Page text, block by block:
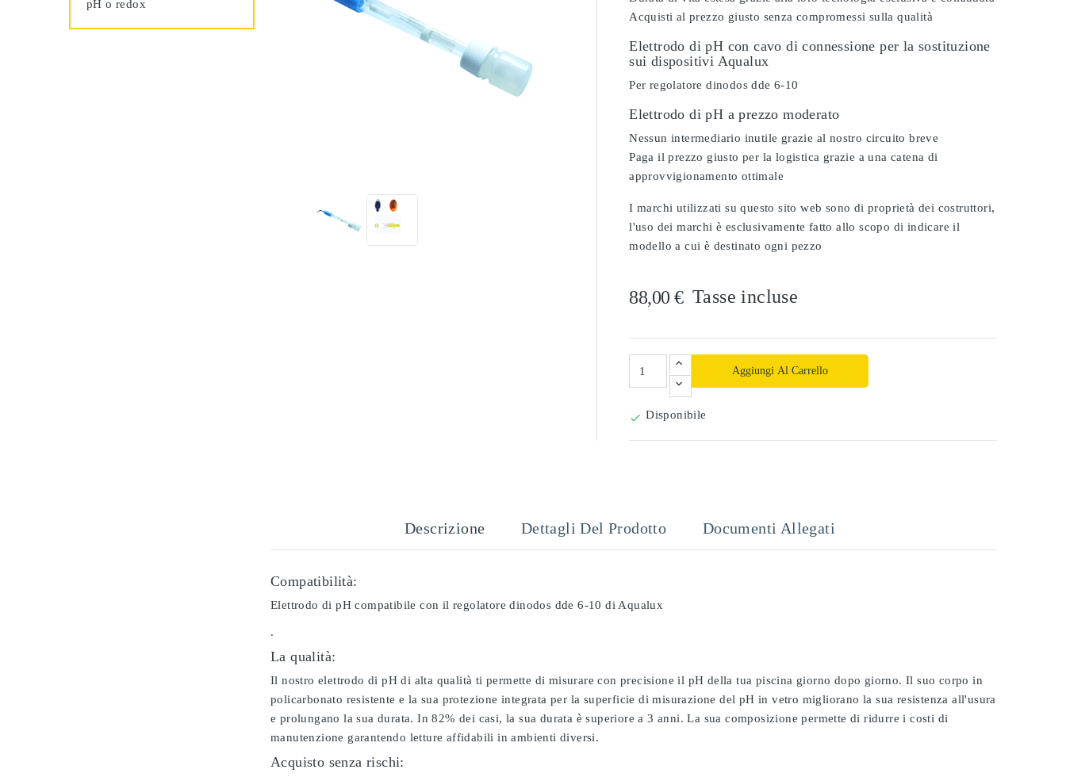
pH o redox
Acquisti al prezzo giusto senza compromessi sulla qualità
Elettrodo di pH con cavo di connessione per la sostituzione
sui dispositivi Aqualux
Per regolatore dinodos dde 6-10
Elettrodo di pH a prezzo moderato
Nessun intermediario inutile grazie al nostro circuito breve
Paga il prezzo giusto per la logistica grazie a una catena di
approvvigionamento ottimale
I marchi utilizzati su questo sito web sono di proprietà dei costruttori,
l'uso dei marchi è esclusivamente fatto allo scopo di indicare il
modello a cui è destinato ogni pezzo
88,00 € Tasse incluse
Aggiungi Al Carrello
 Disponibile
Descrizione Dettagli Del Prodotto Documenti Allegati
Compatibilità:
Elettrodo di pH compatibile con il regolatore dinodos dde 6-10 di Aqualux
.
La qualità:
Il nostro elettrodo di pH di alta qualità ti permette di misurare con precisione il pH della tua piscina giorno dopo giorno. Il suo corpo in
policarbonato resistente e la sua protezione integrata per la superficie di misurazione del pH in vetro migliorano la sua resistenza all'usura
e prolungano la sua durata. In 82% dei casi, la sua durata è superiore a 3 anni. La sua composizione permette di ridurre i costi di
manutenzione garantendo letture affidabili in ambienti diversi.
Acquisto senza rischi: